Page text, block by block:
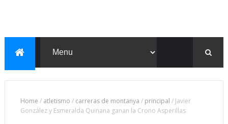
Home / atletismo / carreras de montanya / principal / Javier
González y Esmeralda Quinana ganan la Crono Asperillas